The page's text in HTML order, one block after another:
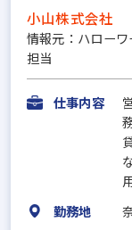
小山株式会社
情報元：ハロー
担当
仕事内容
勤務地